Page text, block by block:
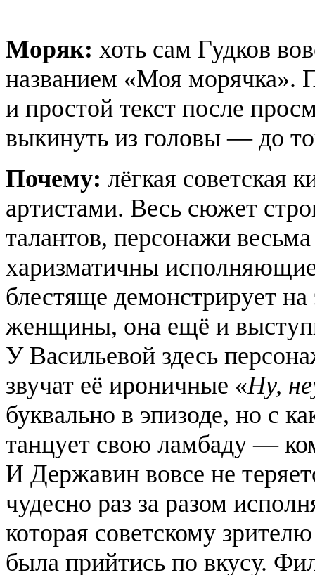
Моряк: хоть сам Гудков
названием «Моя морячка».
и простой текст после
выкинуть из головы — до
Почему: лёгкая советская
артистами. Весь сюжет
талантов, персонажи
харизматичны исполняющие
блестяще демонстрирует
женщины, она ещё и
У Васильевой здесь
звучат её ироничные «Ну,
буквально в эпизоде, но с
танцует свою ламбаду —
И Державин вовсе не
чудесно раз за разом
которая советскому
была прийтись по вкусу.